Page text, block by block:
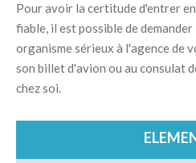
Pour avoir la certitude d'entrer
fiable, il est possible de
organisme sérieux à l'agence de
son billet d'avion ou au consulat
chez soi.